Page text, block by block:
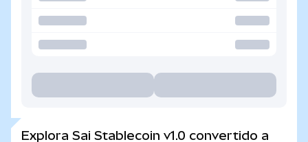
Explora Sai Stablecoin v1.0 convertido a